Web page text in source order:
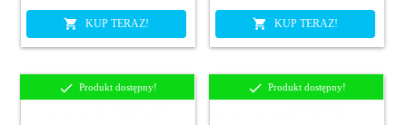
KUP TERAZ! KUP TERAZ!
Produkt dostępny! Produkt dostępny!